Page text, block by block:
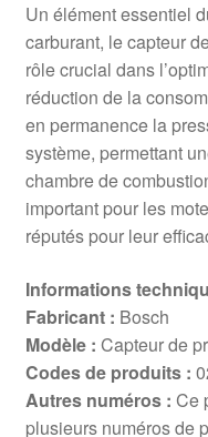
Un élément essentiel
carburant, le capteur
rôle crucial dans
réduction de la
en permanence la
système, permettant
chambre de
important pour les
réputés pour leur
Informations
Fabricant : Bosch
Modèle : Capteur de
Codes de produits :
Autres numéros : Ce
plusieurs numéros de